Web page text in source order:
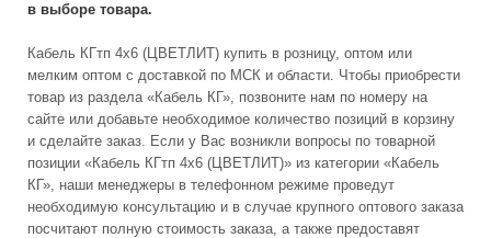
в выборе товара.
Кабель КГтп 4х6 (ЦВЕТЛИТ) купить в розницу, оптом или
мелким оптом с доставкой по МСК и области. Чтобы приобрести
товар из раздела «Кабель КГ», позвоните нам по номеру на
сайте или добавьте необходимое количество позиций в корзину
и сделайте заказ. Если у Вас возникли вопросы по товарной
позиции «Кабель КГтп 4х6 (ЦВЕТЛИТ)» из категории «Кабель
КГ», наши менеджеры в телефонном режиме проведут
необходимую консультацию и в случае крупного оптового заказа
посчитают полную стоимость заказа, а также предоставят